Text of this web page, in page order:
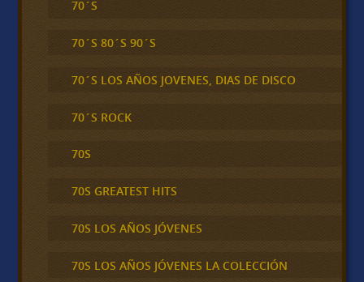
70´S
70´S 80´S 90´S
70´S LOS AÑOS JOVENES, DIAS DE DISCO
70´S ROCK
70S
70S GREATEST HITS
70S LOS AÑOS JÓVENES
70S LOS AÑOS JÓVENES LA COLECCIÓN